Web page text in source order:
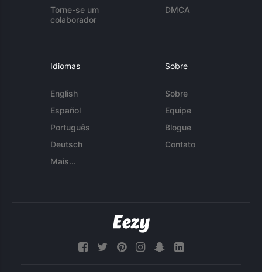
Torne-se um
colaborador
DMCA
Idiomas
English
Español
Português
Deutsch
Mais...
Sobre
Sobre
Equipe
Blogue
Contato